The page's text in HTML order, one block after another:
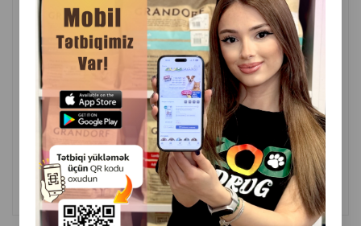
Brend: Ferplast
İstehsal ölkəsi: İtaliya
( Rəylər)
Çəki Qiymət
Almaq
1 ədəd
249.99
ALMAQ